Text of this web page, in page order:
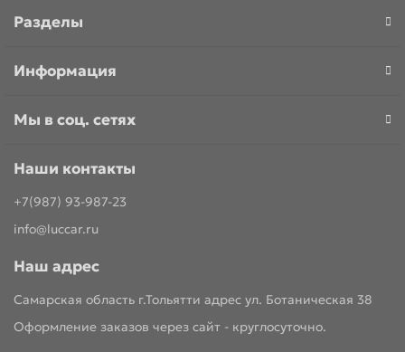
Разделы
Информация
Мы в соц. сетях
Наши контакты
+7(987) 93-987-23
info@luccar.ru
Наш адрес
Самарская область г.Тольятти адрес ул. Ботаническая 38
Оформление заказов через сайт - круглосуточно.